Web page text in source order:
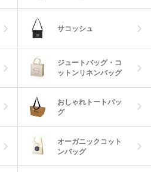
サコッシュ
ジュートバッグ・コ
ットンリネンバッグ
おしゃれトートバッ
グ
オーガニックコット
ンバッグ